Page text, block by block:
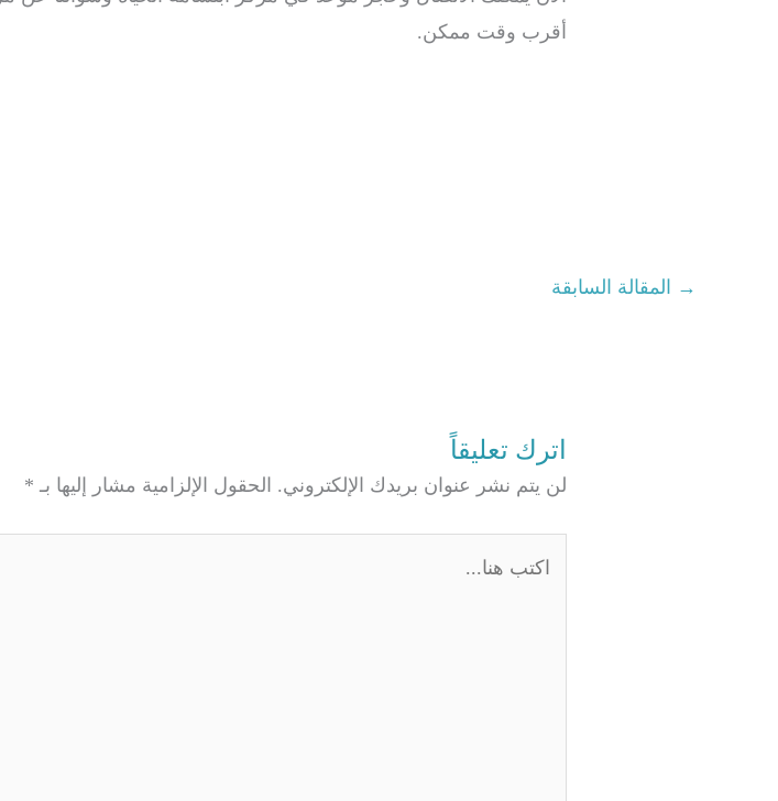
أقرب وقت ممكن.
→ المقالة السابقة
اترك تعليقاً
لن يتم نشر عنوان بريدك الإلكتروني. الحقول الإلزامية مشار إليها بـ *